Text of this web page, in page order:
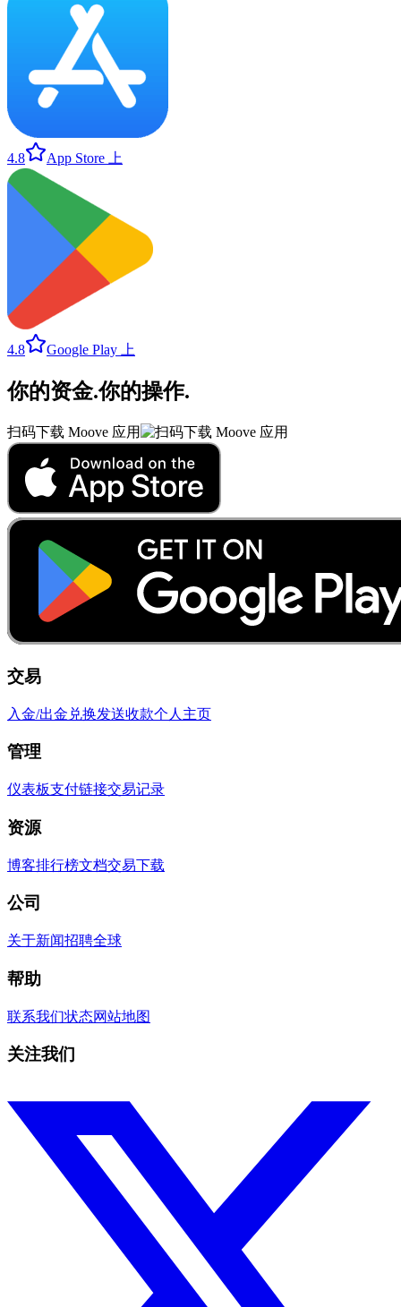
4.8 App Store 上
4.8 Google Play 上
你的资金.你的操作.
扫码下载 Moove 应用
交易
入金/出金 兑换发送收款个人主页
管理
仪表板支付链接交易记录
资源
博客排行榜文档交易下载
公司
关于新闻招聘全球
帮助
联系我们状态网站地图
关注我们